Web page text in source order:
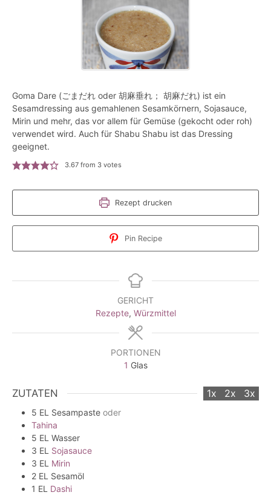
Goma Dare (ごまだれ oder 胡麻垂れ； 胡麻だれ) ist ein
Sesamdressing aus gemahlenen Sesamkörnern, Sojasauce,
Mirin und mehr, das vor allem für Gemüse (gekocht oder roh)
verwendet wird. Auch für Shabu Shabu ist das Dressing
geeignet.
3.67from 3votes
Rezept drucken
Pin Recipe
GERICHT
Rezepte, Würzmittel
PORTIONEN
1 Glas
ZUTATEN 1x 2x 3x
5 EL Sesampaste oder
Tahina
5 EL Wasser
3 EL Sojasauce
3 EL Mirin
2 EL Sesamöl
1 EL Dashi